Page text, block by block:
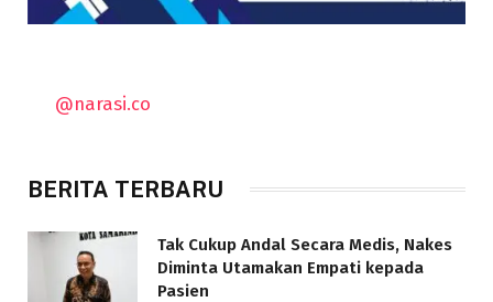
@narasi.co
BERITA TERBARU
Tak Cukup Andal Secara Medis, Nakes
Diminta Utamakan Empati kepada
Pasien